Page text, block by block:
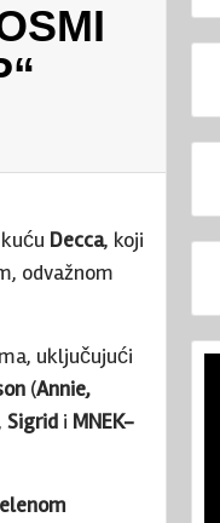
Decca, koji
odvažnom
uključujući
(Annie,
Sigrid i MNEK-